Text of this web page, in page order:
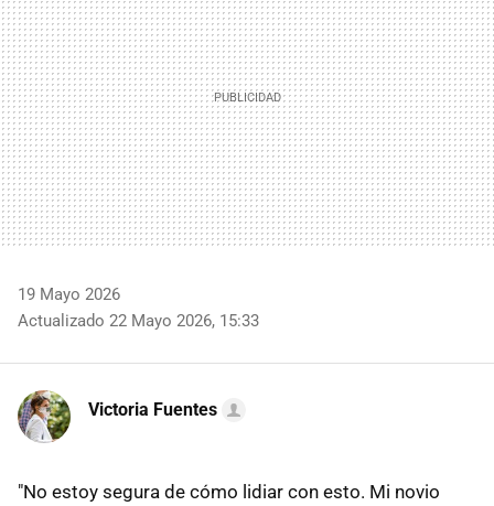
19 Mayo 2026
Actualizado 22 Mayo 2026, 15:33
Victoria Fuentes
"No estoy segura de cómo lidiar con esto. Mi novio